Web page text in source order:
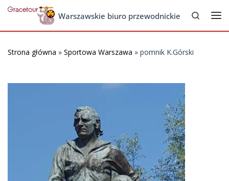
Skip to contentWarszawskie biuro przewodnickie
Search
Strona główna » Sportowa Warszawa » pomnik K.Górski